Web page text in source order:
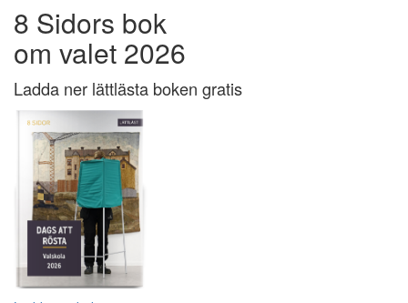
8 Sidors bok
om valet 2026
Ladda ner lättlästa boken gratis